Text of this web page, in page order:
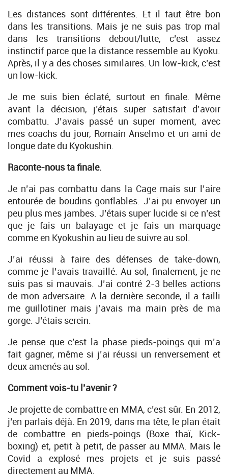
Les distances sont différentes. Et il faut être bon
dans les transitions. Mais je ne suis pas trop mal
dans les transitions debout/lutte, c’est assez
instinctif parce que la distance ressemble au Kyoku.
Après, il y a des choses similaires. Un low-kick, c’est
un low-kick.
Je me suis bien éclaté, surtout en finale. Même
avant la décision, j’étais super satisfait d’avoir
combattu. J’avais passé un super moment, avec
mes coachs du jour, Romain Anselmo et un ami de
longue date du Kyokushin.
Raconte-nous ta finale.
Je n’ai pas combattu dans la Cage mais sur l’aire
entourée de boudins gonflables. J’ai pu envoyer un
peu plus mes jambes. J’étais super lucide si ce n’est
que je fais un balayage et je fais un marquage
comme en Kyokushin au lieu de suivre au sol.
J’ai réussi à faire des défenses de take-down,
comme je l’avais travaillé. Au sol, finalement, je ne
suis pas si mauvais. J’ai contré 2-3 belles actions
de mon adversaire. A la dernière seconde, il a failli
me guillotiner mais j’avais ma main près de ma
gorge. J’étais serein.
Je pense que c’est la phase pieds-poings qui m’a
fait gagner, même si j’ai réussi un renversement et
deux amenés au sol.
Comment vois-tu l’avenir ?
Je projette de combattre en MMA, c’est sûr. En 2012,
j’en parlais déjà. En 2019, dans ma tête, le plan était
de combattre en pieds-poings (Boxe thaï, Kick-
boxing) et, petit à petit, de passer au MMA. Mais le
Covid a explosé mes projets et je suis passé
directement au MMA.